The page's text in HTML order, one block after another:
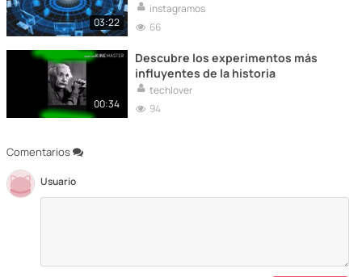
Comentarios
Usuario
03:22
instagramos
66
00:34
Descubre los experimentos más
influyentes de la historia
techlover
94